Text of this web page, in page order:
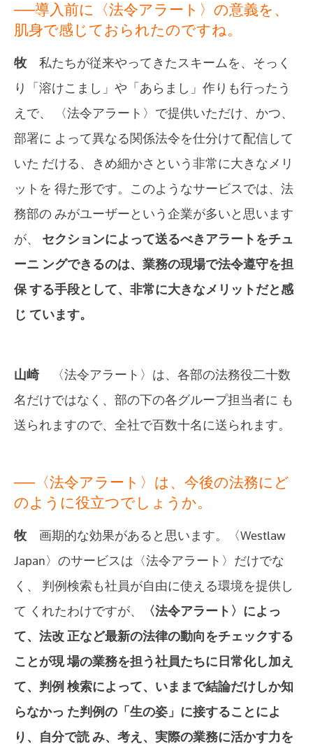
──導入前に〈法令アラート〉の意義を、
肌身で感じておられたのですね。
牧私たちが従来やってきたスキームを、そっく
り「溶けこまし」や「あらまし」作りも行ったう
えで、 〈法令アラート〉で提供いただけ、かつ、
部署に よって異なる関係法令を仕分けて配信して
いた だける、きめ細かさという非常に大きなメリ
ットを 得た形です。このようなサービスでは、法
務部の みがユーザーという企業が多いと思います
が、 セクションによって送るべきアラートをチュ
ーニ ングできるのは、業務の現場で法令遵守を担
保 する手段として、非常に大きなメリットだと感
じ ています。
山崎〈法令アラート〉は、各部の法務役二十数
名だけではなく、部の下の各グループ担当者に も
送られますので、全社で百数十名に送られます。
──〈法令アラート〉は、今後の法務にど
のように役立つでしょうか。
牧画期的な効果があると思います。〈Westlaw
Japan〉のサービスは〈法令アラート〉だけでな
く、 判例検索も社員が自由に使える環境を提供し
て くれたわけですが、
〈法令アラート〉によっ
て、法改 正など最新の法律の動向をチェックする
ことが現 場の業務を担う社員たちに日常化し加え
て、判例 検索によって、いままで結論だけしか知
らなかっ た判例の「生の姿」に接することによ
り、自分で読 み、考え、実際の業務に活かす力を